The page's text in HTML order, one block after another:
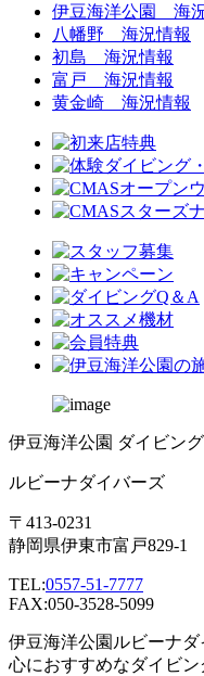
伊豆海洋公園 海
八幡野 海況情報
初島 海況情報
富戸 海況情報
黄金崎 海況情報
伊豆海洋公園 ダイビン
ルビーナダイバーズ
〒413-0231
静岡県伊東市富戸829-1
TEL:0557-51-7777
FAX:050-3528-5099
伊豆海洋公園ルビーナ
心におすすめなダイビ